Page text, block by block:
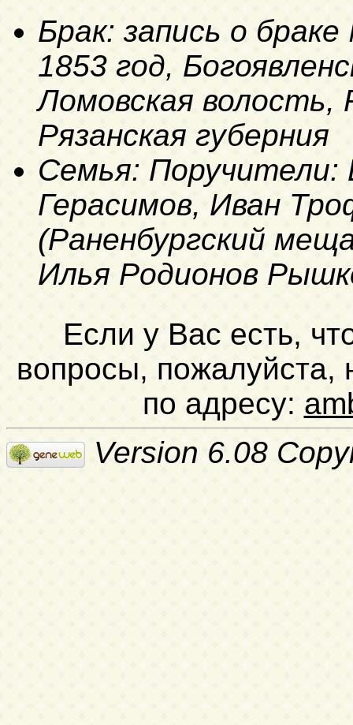
Брак: запись о
1853 год,
Ломовская волость,
Рязанская губерния
Семья: Поручители:
Герасимов, Иван
(Раненбургский
Илья Родионов
Если у Вас есть,
вопросы, пожалуйста,
по адресу:
Version 6.08